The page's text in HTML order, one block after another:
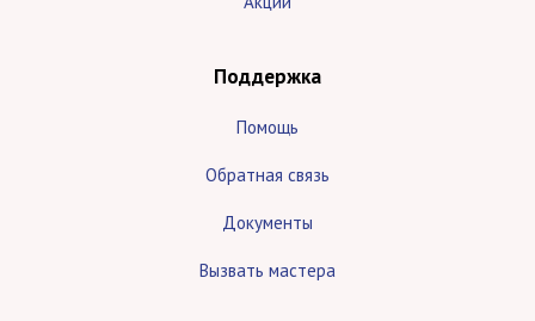
Поддержка
Помощь
Обратная связь
Документы
Вызвать мастера